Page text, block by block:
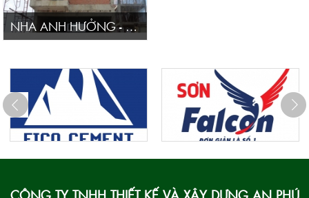
NHA ANH HƯỞNG - Q.12